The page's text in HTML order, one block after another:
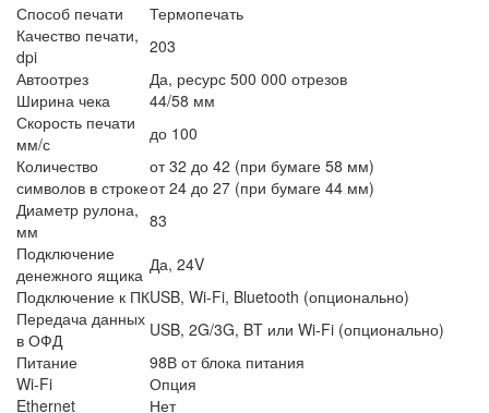
Способ печати
Термопечать
Качество печати,
dpi
203
Автоотрез
Да, ресурс 500 000 отрезов
Ширина чека
44/58 мм
Скорость печати
мм/с
до 100
Количество
символов в строке
от 32 до 42 (при бумаге 58 мм)
от 24 до 27 (при бумаге 44 мм)
Диаметр рулона,
мм
83
Подключение
денежного ящика Да, 24V
Подключение к ПКUSB, Wi-Fi, Bluetooth (опционально)
Передача данных
в ОФД
USB, 2G/3G, BT или Wi-Fi (опционально)
Питание
98В от блока питания
Wi-Fi
Опция
Ethernet
Нет